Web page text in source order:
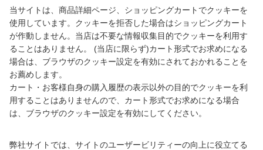
当サイトは、商品詳細ページ、ショッピングカートでクッキーを
使用しています。クッキーを拒否した場合はショッピングカート
が作動しません。当店は不要な情報収集目的でクッキーを利用す
ることはありません。 (当店に限らず)カート形式でお求めになる
場合は、ブラウザのクッキー設定を有効にされておかれることを
お薦めします。
カート・お客様自身の購入履歴の表示以外の目的でクッキーを利
用することはありませんので、カート形式でお求めになる場合
は、ブラウザのクッキー設定を有効にしてください。
弊社サイトでは、サイトのユーザービリティーの向上に役立てる